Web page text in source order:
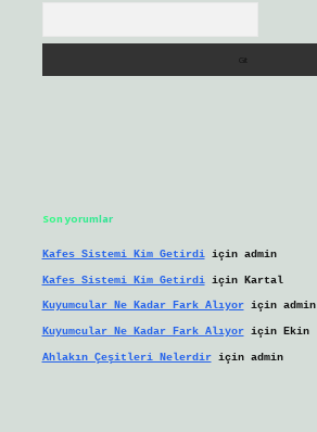
Son yorumlar
Kafes Sistemi Kim Getirdiiçin admin
Kafes Sistemi Kim Getirdiiçin Kartal
Kuyumcular Ne Kadar Fark Alıyoriçin admin
Kuyumcular Ne Kadar Fark Alıyoriçin Ekin
Ahlakın Çeşitleri Nelerdiriçin admin